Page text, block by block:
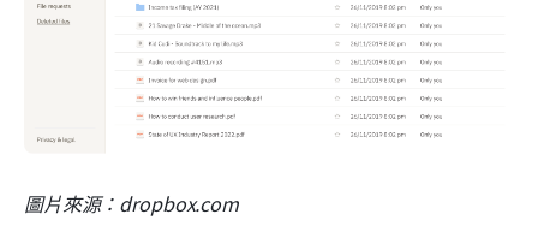
圖片來源：dropbox.com